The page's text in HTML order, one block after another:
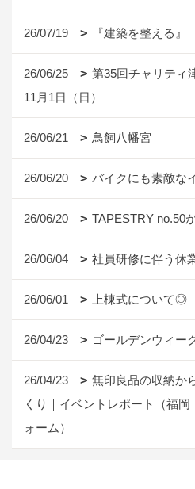
26/07/19 『建築を整える』
26/06/25
第35回チャリティ
11月1日（日）
26/06/21 鳥飼八幡宮
26/06/20 バイクにも素敵な
26/06/20 TAPESTRY no.50
26/06/04 社員研修に伴う休
26/06/01 上棟式について◎
26/04/23 ゴールデンウィー
26/04/23
無印良品の収納か
くり｜イベントレポート（福
ォーム）